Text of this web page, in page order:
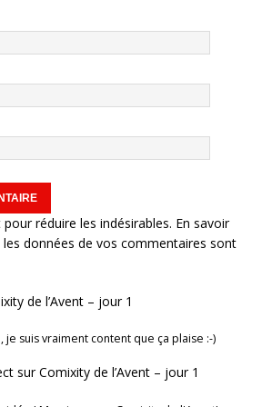
réduire les indésirables. En savoir
données de vos commentaires sont
de l’Avent – jour 1
je suis vraiment content que ça plaise :-)
surComixity de l’Avent – jour 1